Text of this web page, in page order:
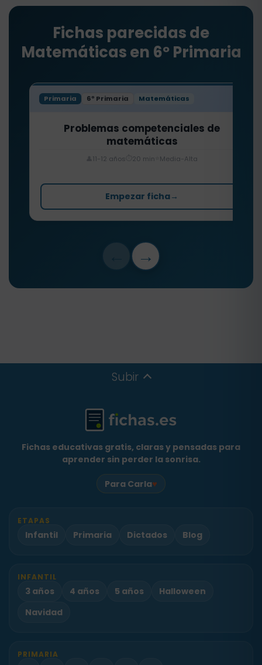
Fichas parecidas de
Matemáticas en 6º Primaria
Primaria 6º Primaria Matemáticas
Problemas competenciales de
matemáticas
11-12 años 20 min Media-Alta
Empezar ficha→
→
Subir
Fichas educativas gratis, claras y pensadas para
aprender sin perder la sonrisa.
Para Carla♥
ETAPAS
Infantil Primaria Dictados Blog
INFANTIL
3 años 4 años 5 años
Halloween
Navidad
PRIMARIA